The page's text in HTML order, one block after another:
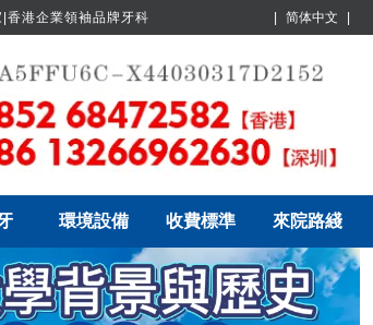
港企業領袖品牌牙科 简体中文
環境設備 收費標準 來院路綫